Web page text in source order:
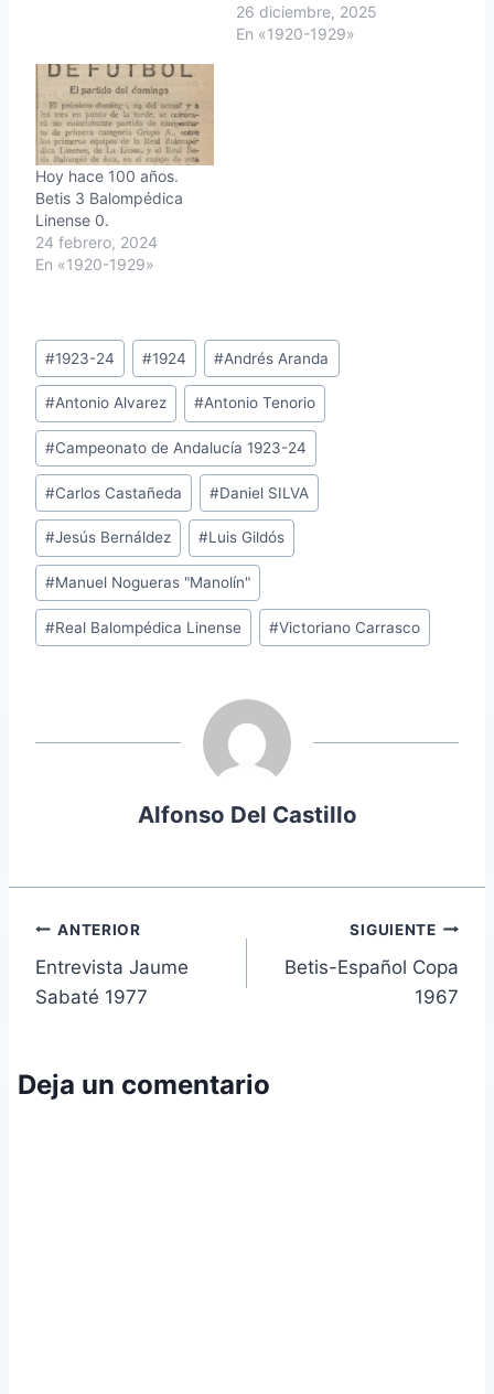
26 diciembre, 2025
En «1920-1929»
Hoy hace 100 años.
Betis 3 Balompédica
Linense 0.
24 febrero, 2024
En «1920-1929»
Etiquetas
de
la
entrada:
#1923-24 #1924 #Andrés Aranda
#Antonio Alvarez #Antonio Tenorio
#Campeonato de Andalucía 1923-24
#Carlos Castañeda #Daniel SILVA
#Jesús Bernáldez #Luis Gildós
#Manuel Nogueras "Manolín"
#Real Balompédica Linense #Victoriano Carrasco
Alfonso Del Castillo
Navegación
de
ANTERIOR
Entrevista Jaume
Sabaté 1977
SIGUIENTE
Betis-Español Copa
1967
Deja un comentario